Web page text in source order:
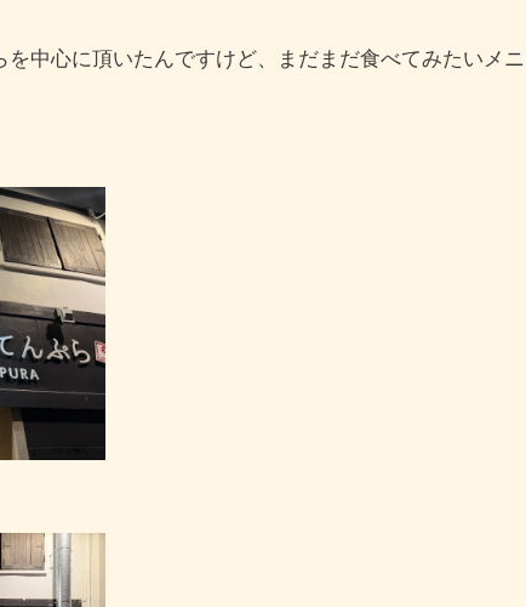
中心に頂いたんですけど、まだまだ食べてみたいメ